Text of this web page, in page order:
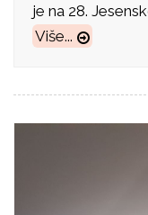
je na 28.
Više...